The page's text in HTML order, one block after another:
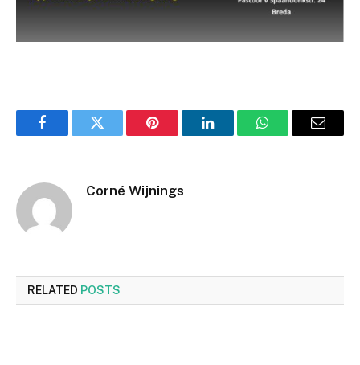
FacebookTwitter Pinterest LinkedInWhatsAppEmail
Corné Wijnings
RELATED POSTS